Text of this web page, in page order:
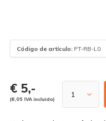
Código de artículo: PT-RB-L0
€ 5,-
(6,05 IVA incluido)